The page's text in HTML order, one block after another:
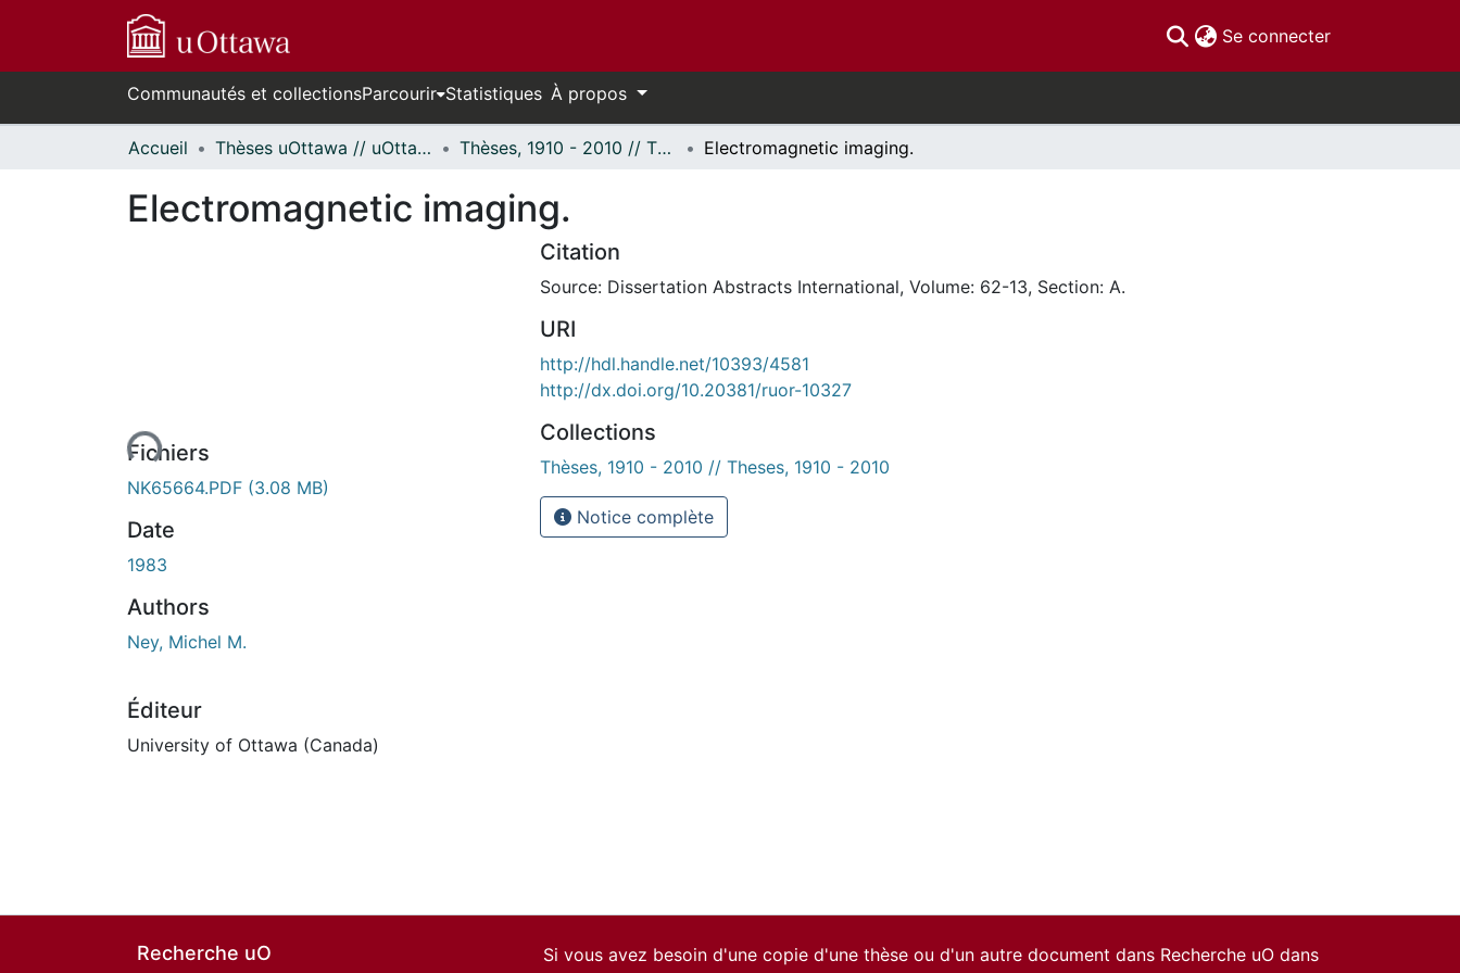
Se connecter(current)
Communautés et collectionsParcourir Statistiques À propos
Accueil Thèses uOttawa // uOttawa Theses Thèses, 1910 - 2010 // Theses, 1910 - 2010 Electromagnetic imaging.
Electromagnetic imaging.
de chargement...Fichiers
NK65664.PDF (3.08 MB)
Date
1983
Authors
Ney, Michel M.
Éditeur
University of Ottawa (Canada)
Citation
Source: Dissertation Abstracts International, Volume: 62-13, Section: A.
URI
http://hdl.handle.net/10393/4581
http://dx.doi.org/10.20381/ruor-10327
Collections
Thèses, 1910 - 2010 // Theses, 1910 - 2010
Notice complète
Recherche uO
Si vous avez besoin d'une copie d'une thèse ou d'un autre document dans Recherche uO dans